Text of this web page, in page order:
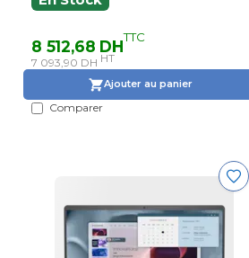
8 512,68 DHTTC
7 093,90 DH HT
Ajouter au panier
Comparer